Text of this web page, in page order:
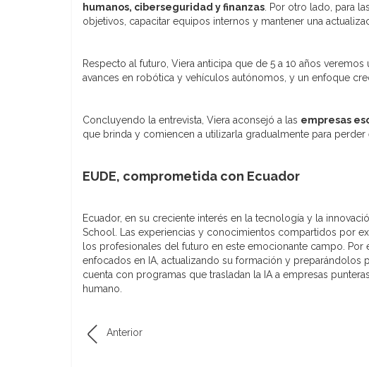
humanos, ciberseguridad y finanzas . Por otro lado, para
objetivos, capacitar equipos internos y mantener una
Respecto al futuro, Viera anticipa que de 5 a 10 años
avances en robótica y vehículos autónomos, y un enfoque
Concluyendo la entrevista, Viera aconsejó a las empresas
que brinda y comiencen a utilizarla gradualmente para perder
EUDE, comprometida con Ecuador
Ecuador, en su creciente interés en la tecnología y la
School. Las experiencias y conocimientos compartidos por
los profesionales del futuro en este emocionante campo.
enfocados en IA, actualizando su formación y preparándolos
cuenta con programas que trasladan la IA a empresas
humano.
Anterior